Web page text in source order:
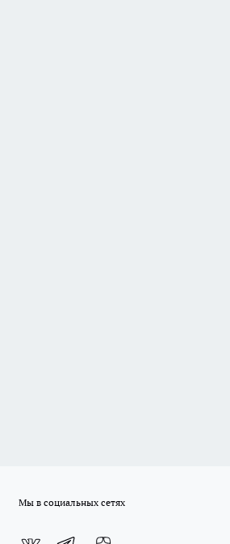
Мы в социальных сетях